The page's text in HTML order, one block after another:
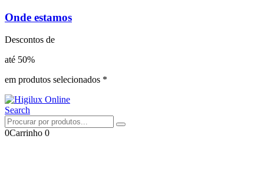
Onde estamos
Descontos de
até 50%
em produtos selecionados *
Search
0Carrinho 0